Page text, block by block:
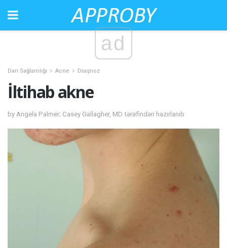
ad
Dəri Sağlamlığı Acne Diaqnoz
İltihab akne
by Angela Palmer; Casey Gallagher, MD tərəfindən hazırlanıb